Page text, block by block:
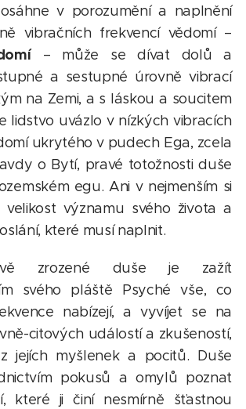
v porozumění a naplnění
vibračních frekvencí vědomí –
– může se dívat dolů a
a sestupné úrovně vibrací
na Zemi, a s láskou a soucitem
lidstvo uvázlo v nízkých vibracích
ukrytého v pudech Ega, zcela
o Bytí, pravé totožnosti duše
egu. Ani v nejmenším si
velikost významu svého života a
které musí naplnit.
zrozené duše je zažít
svého pláště Psyché vše, co
nabízejí, a vyvíjet se na
citových událostí a zkušeností,
jejích myšlenek a pocitů. Duše
pokusů a omylů poznat
které ji činí nesmírně šťastnou